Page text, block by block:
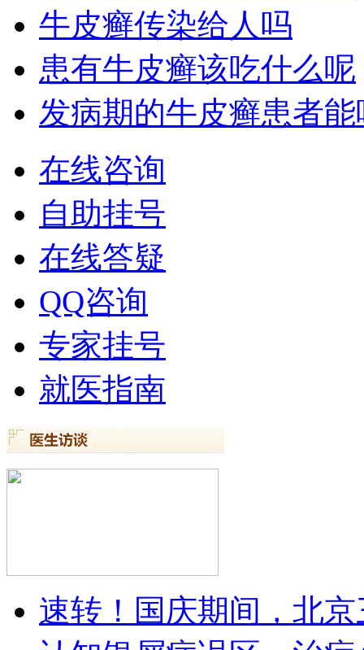
牛皮癣传染给人吗
患有牛皮癣该吃什么呢
发病期的牛皮癣患者
在线咨询
自助挂号
在线答疑
QQ咨询
专家挂号
就医指南
速转！国庆期间，北